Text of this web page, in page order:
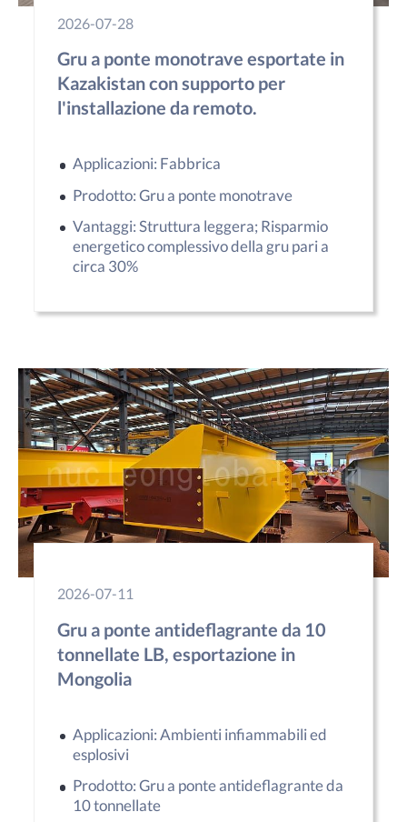
2026-07-28
Gru a ponte monotrave esportate in
Kazakistan con supporto per
l'installazione da remoto.
Applicazioni: Fabbrica
Prodotto: Gru a ponte monotrave
Vantaggi: Struttura leggera; Risparmio
energetico complessivo della gru pari a
circa 30%
2026-07-11
Gru a ponte antideflagrante da 10
tonnellate LB, esportazione in
Mongolia
Applicazioni: Ambienti infiammabili ed
esplosivi
Prodotto: Gru a ponte antideflagrante da
10 tonnellate